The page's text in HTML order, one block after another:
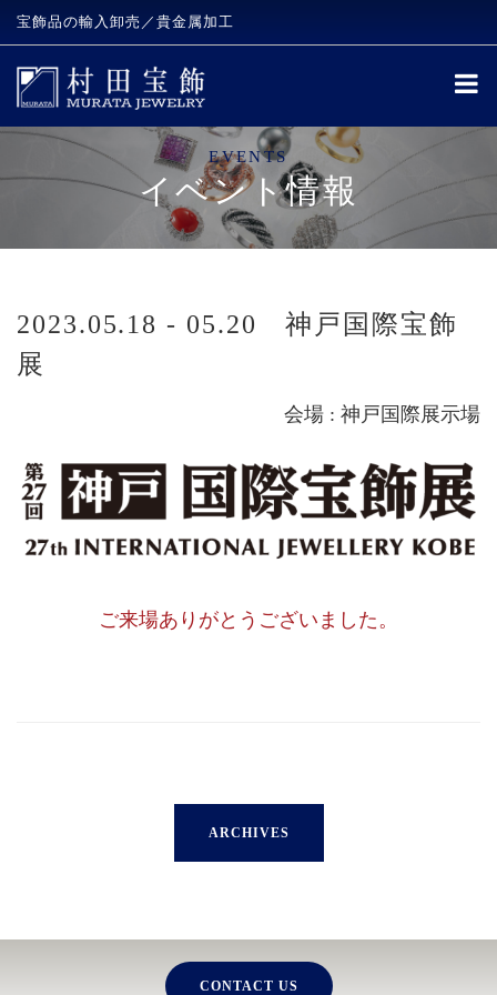
宝飾品の輸入卸売／貴金属加工
EVENTS
イベント情報
2023.05.18 - 05.20 神戸国際宝飾
展
会場 : 神戸国際展示場
ご来場ありがとうございました。
ARCHIVES
CONTACT US